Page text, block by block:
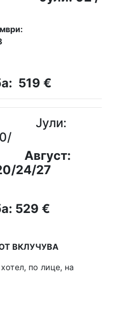
519 €
Јули:
Август:
24/27
529 €
ВКЛУЧУВА
по лице, на